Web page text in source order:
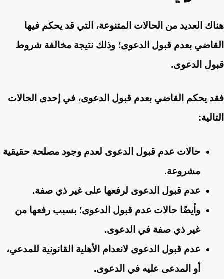
هناك العديد من الحالات المتنوعة، التي قد يحكم فيها
القاضي بعدم قبول الدعوى؛ وذلك نتيجة مخالفة شروط
قبول الدعوى.
فقد يحكم القاضي بعدم قبول الدعوى، في إحدى الحالات
التالية:
حالات عدم قبول الدعوى لعدم وجود مصلحة حقيقية
مشروعة.
عدم قبول الدعوى لرفعها على غير ذي صفة.
وأيضًا حالات عدم قبول الدعوى؛ بسبب رفعها من
غير ذي صفة في الدعوى.
عدم قبول الدعوى لانعدام الأهلية القانونية للمدعي،
أو المدعى عليه في الدعوى.